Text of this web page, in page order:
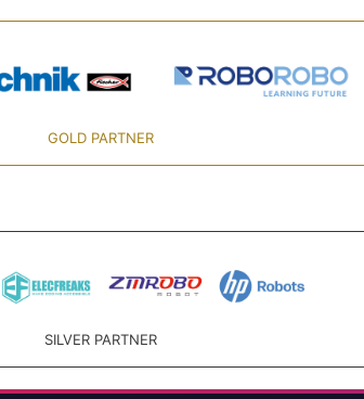
GOLD PARTNER
SILVER PARTNER